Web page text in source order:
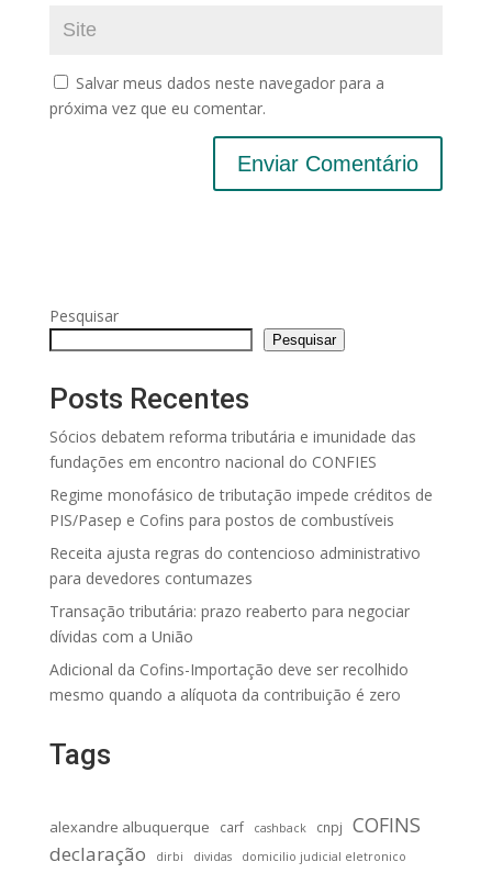
Salvar meus dados neste navegador para a
próxima vez que eu comentar.
Pesquisar
Pesquisar
Posts Recentes
Sócios debatem reforma tributária e imunidade das
fundações em encontro nacional do CONFIES
Regime monofásico de tributação impede créditos de
PIS/Pasep e Cofins para postos de combustíveis
Receita ajusta regras do contencioso administrativo
para devedores contumazes
Transação tributária: prazo reaberto para negociar
dívidas com a União
Adicional da Cofins-Importação deve ser recolhido
mesmo quando a alíquota da contribuição é zero
Tags
alexandre albuquerque carf cashback cnpj COFINS
declaração dirbi dividas domicilio judicial eletronico